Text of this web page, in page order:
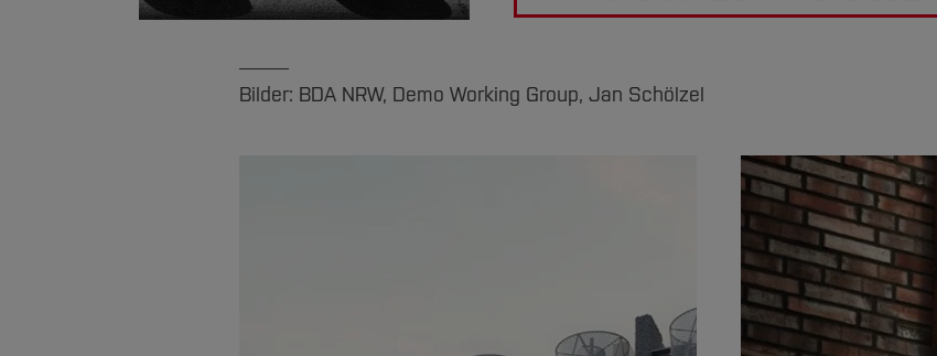
Bilder: BDA NRW, Demo Working Group, Jan Schölzel